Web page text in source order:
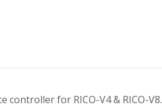
controller for RICO-V4 & RICO-V8.